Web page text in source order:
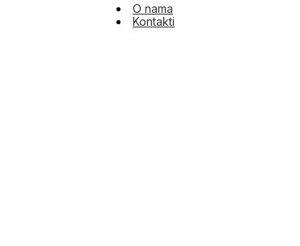
O nama
Kontakti